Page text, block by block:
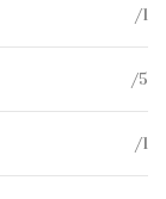
/1
/5
/1